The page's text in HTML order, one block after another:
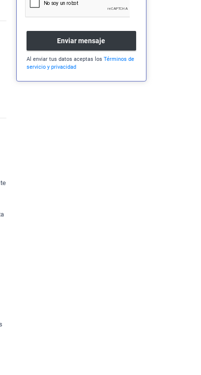
Enviar mensaje
Al enviar tus datos aceptas los Términos de
servicio y privacidad